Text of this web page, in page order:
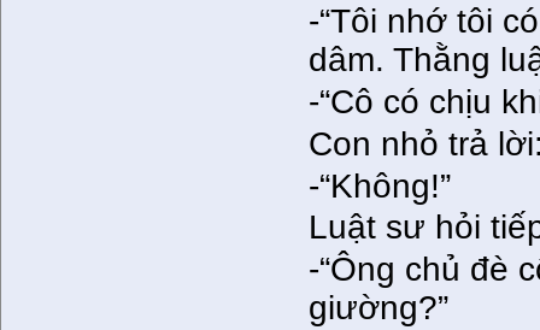
-“Tôi nhớ tôi
dâm. Thằng
-“Cô có chịu
Con nhỏ trả
-“Không!”
Luật sư hỏi
-“Ông chủ đè
giường?”